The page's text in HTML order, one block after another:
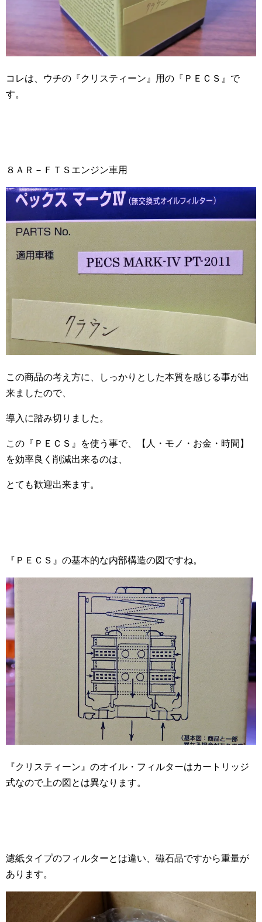
コレは、ウチの『クリスティーン』用の『ＰＥＣＳ』で
す。
８ＡＲ－ＦＴＳエンジン車用
この商品の考え方に、しっかりとした本質を感じる事が出
来ましたので、
導入に踏み切りました。
この『ＰＥＣＳ』を使う事で、【人・モノ・お金・時間】
を効率良く削減出来るのは、
とても歓迎出来ます。
『ＰＥＣＳ』の基本的な内部構造の図ですね。
『クリスティーン』のオイル・フィルターはカートリッジ
式なので上の図とは異なります。
濾紙タイプのフィルターとは違い、磁石品ですから重量が
あります。